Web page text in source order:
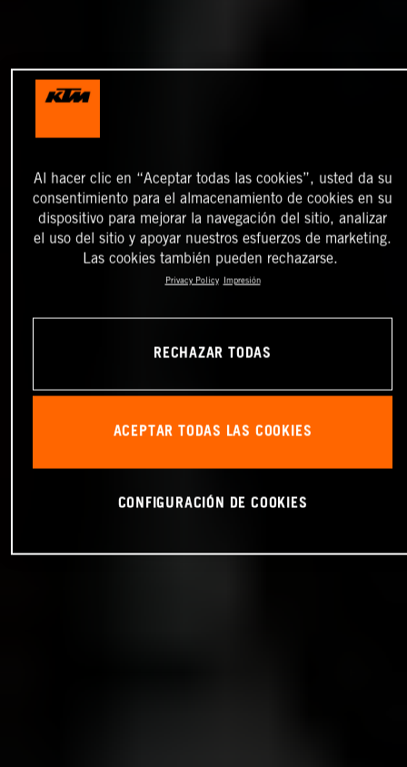
Al hacer clic en “Aceptar todas las cookies”, usted da su
consentimiento para el almacenamiento de cookies en su
dispositivo para mejorar la navegación del sitio, analizar
el uso del sitio y apoyar nuestros esfuerzos de marketing.
Las cookies también pueden rechazarse.
Privacy Policy Impresión
RECHAZAR TODAS
ACEPTAR TODAS LAS COOKIES
CONFIGURACIÓN DE COOKIES